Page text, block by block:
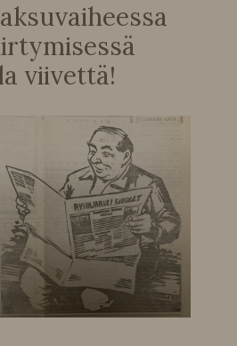
viivettä!